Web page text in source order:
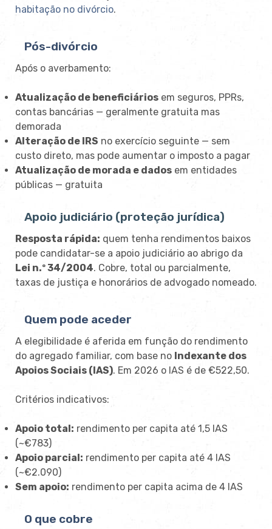
habitação no divórcio.
Pós-divórcio
Após o averbamento:
Atualização de beneficiários em seguros, PPRs,
contas bancárias — geralmente gratuita mas
demorada
Alteração de IRS no exercício seguinte — sem
custo direto, mas pode aumentar o imposto a pagar
Atualização de morada e dados em entidades
públicas — gratuita
Apoio judiciário (proteção jurídica)
Resposta rápida: quem tenha rendimentos baixos
pode candidatar-se a apoio judiciário ao abrigo da
Lei n.º 34/2004. Cobre, total ou parcialmente,
taxas de justiça e honorários de advogado nomeado.
Quem pode aceder
A elegibilidade é aferida em função do rendimento
do agregado familiar, com base no Indexante dos
Apoios Sociais (IAS). Em 2026 o IAS é de €522,50.
Critérios indicativos:
Apoio total: rendimento per capita até 1,5 IAS
(~€783)
Apoio parcial: rendimento per capita até 4 IAS
(~€2.090)
Sem apoio: rendimento per capita acima de 4 IAS
O que cobre